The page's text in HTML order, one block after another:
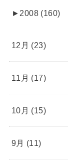
► 2008 (160)
12月 (23)
11月 (17)
10月 (15)
9月 (11)